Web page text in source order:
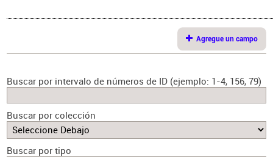
Agregue un campo
Buscar por intervalo de números de ID (ejemplo: 1-4, 156, 79)
Buscar por colección
Buscar por tipo